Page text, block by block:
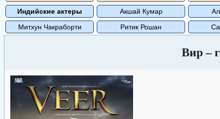
Индийские актеры
Акшай Кумар
Митхун Чакраборти
Ритик Рошан
Вир –